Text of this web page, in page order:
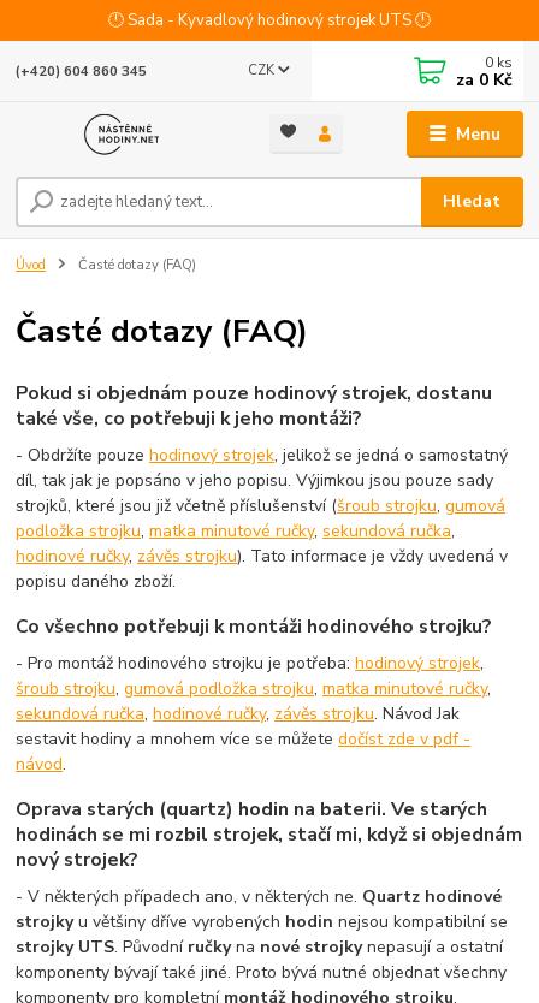
🕛 Sada - Kyvadlový hodinový strojek UTS 🕛
Menu
CZK
Hledat
(+420) 604 860 345 0 ks
za 0 Kč
Úvod Časté dotazy (FAQ)
Časté dotazy (FAQ)
Pokud si objednám pouze hodinový strojek, dostanu
také vše, co potřebuji k jeho montáži?
- Obdržíte pouzehodinový strojek, jelikož se jedná o samostatný
díl, tak jak je popsáno v jeho popisu. Výjimkou jsou pouze sady
strojků, které jsou již včetně příslušenství (šroub strojku,gumová
podložka strojku,matka minutové ručky,sekundová ručka,
hodinové ručky, závěs strojku). Tato informace je vždy uvedená v
popisu daného zboží.
Co všechno potřebuji k montáži hodinového strojku?
- Pro montáž hodinového strojku je potřeba:hodinový strojek,
šroub strojku,gumová podložka strojku,matka minutové ručky,
sekundová ručka,hodinové ručky, závěs strojku. Návod Jak
sestavit hodiny a mnohem více se můžetedočíst zde v pdf -
návod.
Oprava starých (quartz) hodin na baterii. Ve starých
hodinách se mi rozbil strojek, stačí mi, když si objednám
nový strojek?
- V některých případech ano, v některých ne. Quartz hodinové
strojkyu většiny dříve vyrobených hodin nejsou kompatibilní se
strojky UTS. Původní ručkyna nové strojkynepasují a ostatní
komponenty bývají také jiné. Proto bývá nutné objednat všechny
komponenty pro kompletní montáž hodinového strojku.